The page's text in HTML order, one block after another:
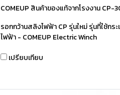
COMEUP สินค้าของแท้จากโรงงาน CP-
รอกกว้านสลิงไฟฟ้า CP รุ่นใหม่ รุ่นที่ใช้กร
ไฟฟ้า - COMEUP Electric Winch
เปรียบเทียบ